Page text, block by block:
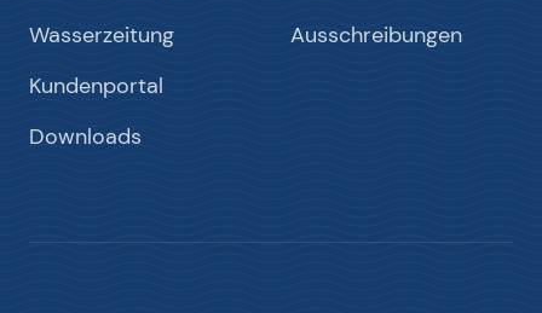
Wasserzeitung
Kundenportal
Downloads
Ausschreibungen